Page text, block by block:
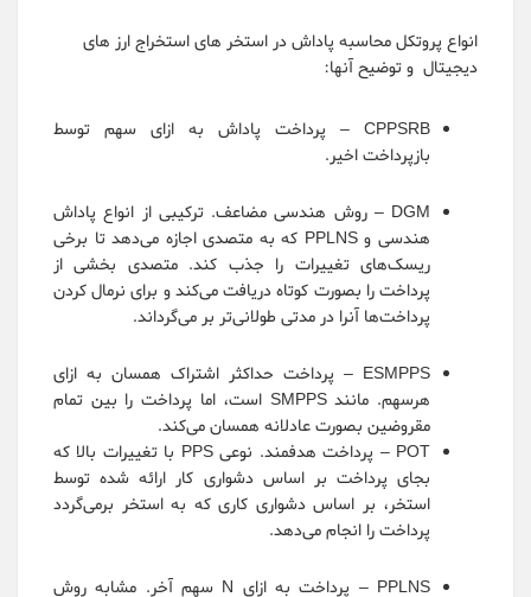
انواع پروتکل محاسبه پاداش در استخر های استخراج ارز های
دیجیتال و توضیح آنها:
CPPSRB – پرداخت پاداش به ازای سهم توسط
بازپرداخت اخیر.
DGM – روش هندسی مضاعف. ترکیبی از انواع پاداش
هندسی و PPLNS که به متصدی اجازه می‌دهد تا برخی
ریسک‌های تغییرات را جذب کند. متصدی بخشی از
پرداخت را بصورت کوتاه دریافت می‌کند و برای نرمال کردن
پرداخت‌ها آنرا در مدتی طولانی‌تر بر می‌گرداند.
ESMPPS – پرداخت حداکثر اشتراک همسان به ازای
هرسهم. مانند SMPPS است، اما پرداخت را بین تمام
مقروضین بصورت عادلانه همسان می‌کند.
POT – پرداخت هدفمند. نوعی PPS با تغییرات بالا که
بجای پرداخت بر اساس دشواری کار ارائه شده توسط
استخر، بر اساس دشواری کاری که به استخر برمی‌گردد
پرداخت را انجام می‌دهد.
PPLNS – پرداخت به ازای N سهم آخر. مشابه روش